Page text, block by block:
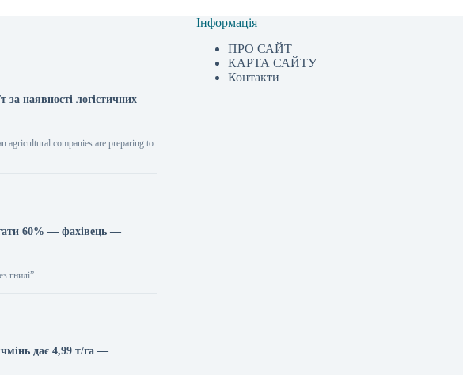
наявності логістичних
agricultural companies are preparing to
60% — фахівець —
гнилі”
дає 4,99 т/га —
Інформація
ПРО САЙТ
КАРТА САЙТУ
Контакти